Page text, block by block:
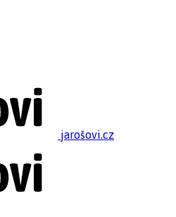
jarošovi.cz